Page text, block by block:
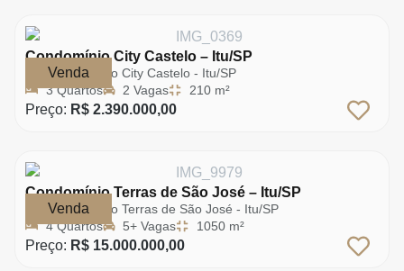
Venda
Condomínio City Castelo – Itu/SP
Condomínio City Castelo - Itu/SP
3 Quartos
2 Vagas 210 m²
Preço: R$ 2.390.000,00
Venda
Condomínio Terras de São José – Itu/SP
Condomínio Terras de São José - Itu/SP
4 Quartos
5+ Vagas 1050 m²
Preço: R$ 15.000.000,00